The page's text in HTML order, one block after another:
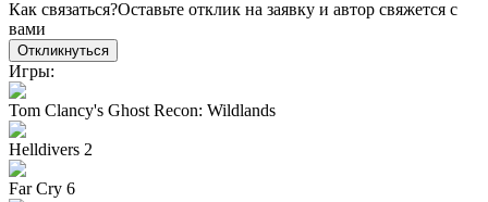
Как связаться?Оставьте отклик на заявку и автор свяжется с
вами
Откликнуться
Игры:
Tom Clancy's Ghost Recon: Wildlands
Helldivers 2
Far Cry 6